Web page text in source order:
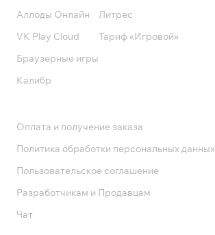
Аллоды Онлайн
VK Play Cloud
Браузерные игры
Калибр
Литрес
Тариф «Игровой»
Оплата и получение заказа
Политика обработки персональных данных
Пользовательское соглашение
Разработчикам и Продавцам
Чат